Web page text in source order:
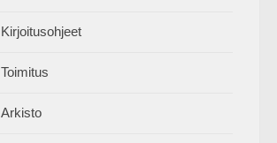
Kirjoitusohjeet
Toimitus
Arkisto